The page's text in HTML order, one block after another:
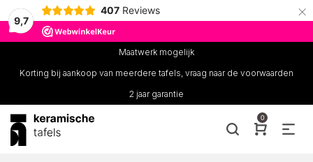
9,7
407 Reviews ×
Maatwerk mogelijk
Korting bij aankoop van meerdere tafels, vraag naar de voorwaarden
2 jaar garantie
0